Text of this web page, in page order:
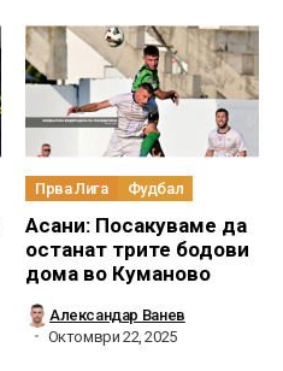
Прва Лига Фудбал
Асани: Посакуваме да
останат трите бодови
дома во Куманово
Александар Ванев
Октомври 22, 2025